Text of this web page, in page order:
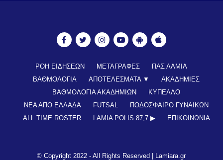
ΡΟΗ ΕΙΔΗΣΕΩΝ ΜΕΤΑΓΡΑΦΕΣ
ΠΑΣ ΛΑΜΙΑ
ΒΑΘΜΟΛΟΓΙΑ
ΑΠΟΤΕΛΕΣΜΑΤΑ ▼
ΑΚΑΔΗΜΙΕΣ
ΒΑΘΜΟΛΟΓΙΑ ΑΚΑΔΗΜΙΩΝ
ΚΥΠΕΛΛΟ
ΝΕΑ ΑΠΟ ΕΛΛΑΔΑ
FUTSAL
ΠΟΔΟΣΦΑΙΡΟ ΓΥΝΑΙΚΩΝ
ALL TIME ROSTER
LAMIA POLIS 87,7 ▶︎ ΕΠΙΚΟΙΝΩΝΊΑ
© Copyright 2022 - All Rights Reserved | Lamiara.gr